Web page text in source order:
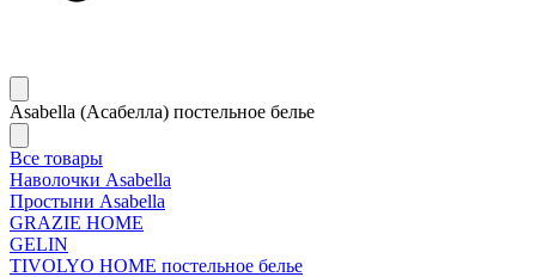
Asabella (Асабелла) постельное белье
Все товары
Наволочки Asabella
Простыни Asabella
GRAZIE HOME
GELIN
TIVOLYO HOME постельное белье